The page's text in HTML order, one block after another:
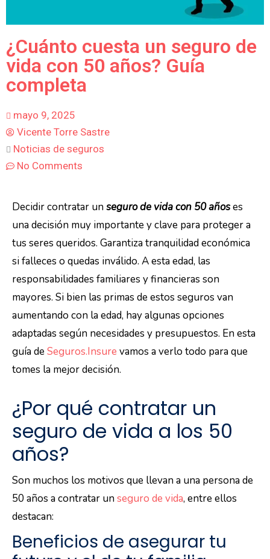
¿Cuánto cuesta un seguro de
vida con 50 años? Guía
completa
mayo 9, 2025
Vicente Torre Sastre
Noticias de seguros
No Comments
Decidir contratar unseguro de vida con 50 añoses
una decisión muy importante y clave para proteger a
tus seres queridos. Garantiza tranquilidad económica
si falleces o quedas inválido. A esta edad, las
responsabilidades familiares y financieras son
mayores. Si bien las primas de estos seguros van
aumentando con la edad, hay algunas opciones
adaptadas según necesidades y presupuestos. En esta
guía deSeguros.Insure vamos a verlo todo para que
tomes la mejor decisión.
¿Por qué contratar un
seguro de vida a los 50
años?
Son muchos los motivos que llevan a una persona de
50 años a contratar unseguro de vida, entre ellos
destacan:
Beneficios de asegurar tu